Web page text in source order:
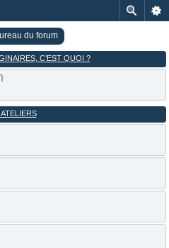
du forum
C’EST QUOI ?
ATELIERS